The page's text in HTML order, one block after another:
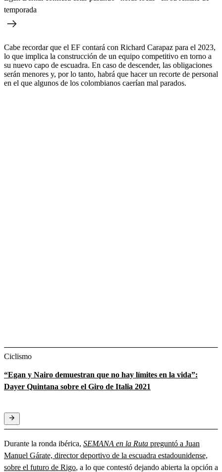
temporada
Cabe recordar que el EF contará con Richard Carapaz para el 2023,
lo que implica la construcción de un equipo competitivo en torno a
su nuevo capo de escuadra. En caso de descender, las obligaciones
serán menores y, por lo tanto, habrá que hacer un recorte de personal
en el que algunos de los colombianos caerían mal parados.
Ciclismo
“Egan y Nairo demuestran que no hay límites en la vida”:
Dayer Quintana sobre el Giro de Italia 2021
Durante la ronda ibérica, SEMANA en la Ruta preguntó a Juan
Manuel Gárate, director deportivo de la escuadra estadounidense,
sobre el futuro de Rigo, a lo que contestó dejando abierta la opción a